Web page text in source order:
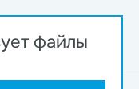
файлы